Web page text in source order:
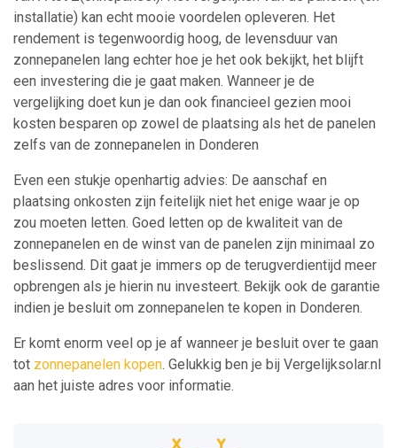
installatie) kan echt mooie voordelen opleveren. Het
rendement is tegenwoordig hoog, de levensduur van
zonnepanelen lang echter hoe je het ook bekijkt, het blijft
een investering die je gaat maken. Wanneer je de
vergelijking doet kun je dan ook financieel gezien mooi
kosten besparen op zowel de plaatsing als het de panelen
zelfs van de zonnepanelen in Donderen
Even een stukje openhartig advies: De aanschaf en
plaatsing onkosten zijn feitelijk niet het enige waar je op
zou moeten letten. Goed letten op de kwaliteit van de
zonnepanelen en de winst van de panelen zijn minimaal zo
beslissend. Dit gaat je immers op de terugverdientijd meer
opbrengen als je hierin nu investeert. Bekijk ook de garantie
indien je besluit om zonnepanelen te kopen in Donderen.
Er komt enorm veel op je af wanneer je besluit over te gaan
tot zonnepanelen kopen. Gelukkig ben je bij Vergelijksolar.nl
aan het juiste adres voor informatie.